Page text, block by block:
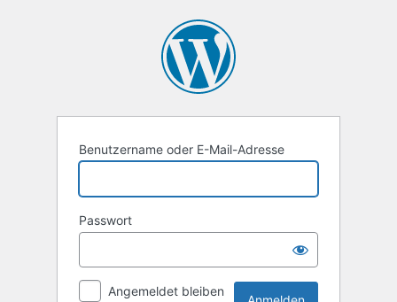
Benutzername oder E-Mail-Adresse
Passwort
Angemeldet bleiben